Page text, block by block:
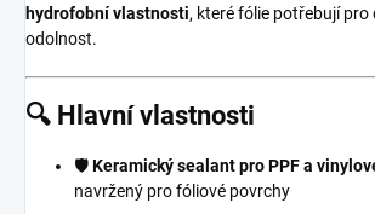
hydrofobní vlastnosti, které fólie potřebují
odolnost.
🔍 Hlavní vlastnosti
🛡️Keramický sealant pro PPF a
navržený pro fóliové povrchy